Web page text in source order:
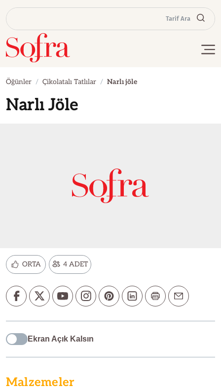
Tarif Ara
Öğünler Çikolatalı Tatlılar Narlı jöle
Narlı Jöle
ORTA 4 ADET
Ekran Açık Kalsın
Malzemeler